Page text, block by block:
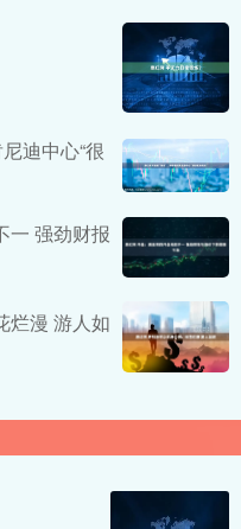
迪中心“很
一 强劲财报
烂漫 游人如